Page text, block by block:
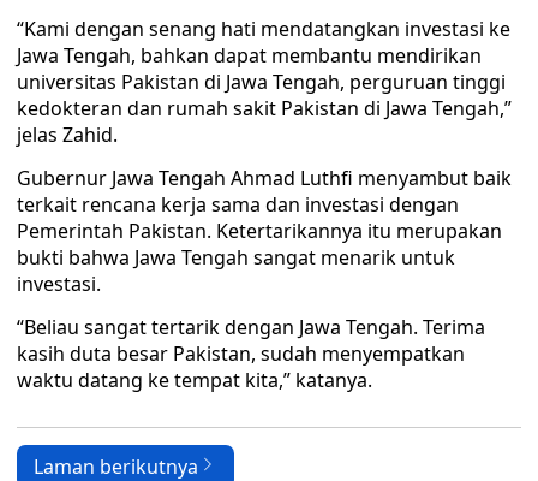
“Kami dengan senang hati mendatangkan investasi ke
Jawa Tengah, bahkan dapat membantu mendirikan
universitas Pakistan di Jawa Tengah, perguruan tinggi
kedokteran dan rumah sakit Pakistan di Jawa Tengah,”
jelas Zahid.
Gubernur Jawa Tengah Ahmad Luthfi menyambut baik
terkait rencana kerja sama dan investasi dengan
Pemerintah Pakistan. Ketertarikannya itu merupakan
bukti bahwa Jawa Tengah sangat menarik untuk
investasi.
“Beliau sangat tertarik dengan Jawa Tengah. Terima
kasih duta besar Pakistan, sudah menyempatkan
waktu datang ke tempat kita,” katanya.
Laman berikutnya